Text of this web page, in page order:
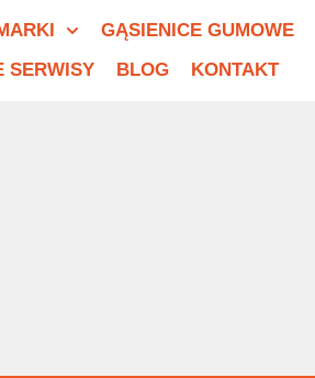
GĄSIENICE GUMOWE
SERWISY BLOG KONTAKT